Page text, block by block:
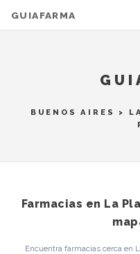
GUIAFARMA
BUENOS AIRES >
Farmacias en La
Encuentra farmacias cerca en